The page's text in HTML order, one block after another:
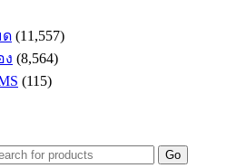
ด (11,557)
ง (8,564)
(115)
Go